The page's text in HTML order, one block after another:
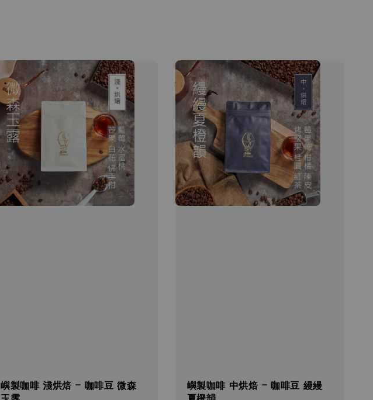
嶼製咖啡 淺烘焙 - 咖啡豆 微森
嶼製咖啡 中烘焙 - 咖啡豆 縵縵